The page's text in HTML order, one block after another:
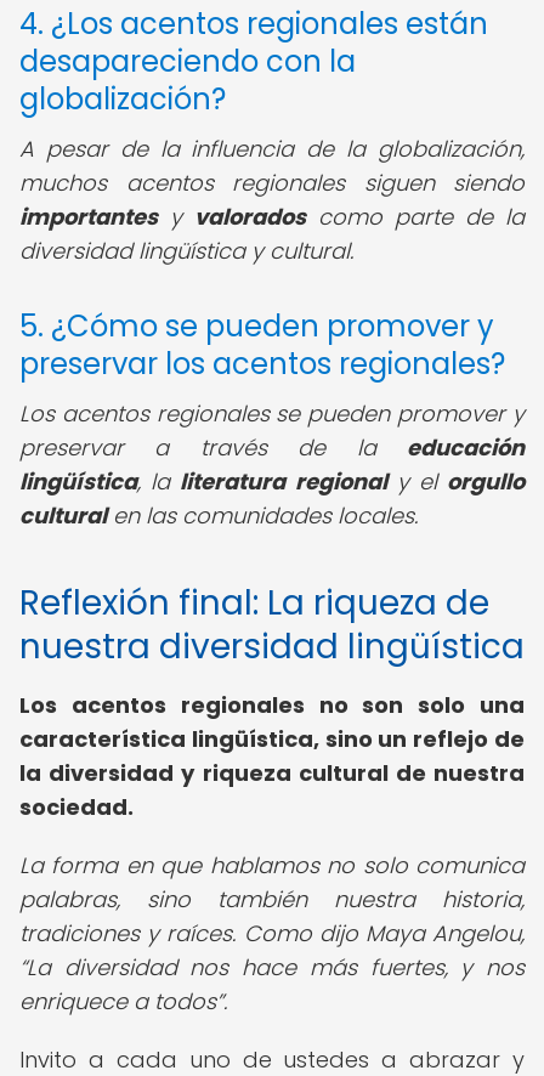
4. ¿Los acentos regionales están
desapareciendo con la
globalización?
A pesar de la influencia de la globalización,
muchos acentos regionales siguen siendo
importantesy valoradoscomo parte de la
diversidad lingüística y cultural.
5. ¿Cómo se pueden promover y
preservar los acentos regionales?
Los acentos regionales se pueden promover y
preservar a través de la educación
lingüística, la literatura regionaly el orgullo
culturalen las comunidades locales.
Reflexión final: La riqueza de
nuestra diversidad lingüística
Los acentos regionales no son solo una
característica lingüística, sino un reflejo de
la diversidad y riqueza cultural de nuestra
sociedad.
La forma en que hablamos no solo comunica
palabras, sino también nuestra historia,
tradiciones y raíces. Como dijo Maya Angelou,
La diversidad nos hace más fuertes, y nos
enriquece a todos .
Invito a cada uno de ustedes a abrazar y